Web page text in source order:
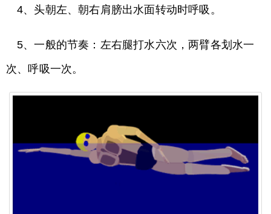
4、头朝左、朝右肩膀出水面转动时呼吸。
5、一般的节奏：左右腿打水六次，两臂各划水一
次、呼吸一次。